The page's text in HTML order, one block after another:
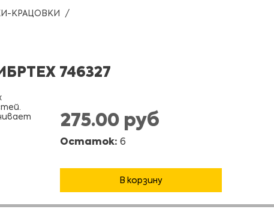
КРАЦОВКИ
746327
275.00 руб
Остаток: 6
В корзину